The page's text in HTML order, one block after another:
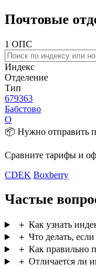
Почтовые
1 ОПС
Индекс
Отделение
Тип
679363
Бабстово
О
📦 Нужно отправить
Сравните тарифы и
CDEK Boxberry
Частые
＋ Как узнать
＋ Что делать,
＋ Как правильно
＋ Отличается ли